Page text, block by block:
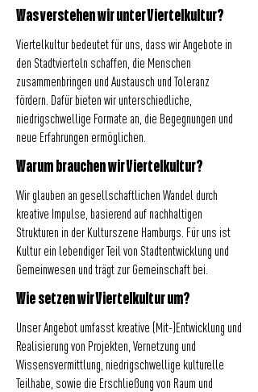
Was verstehen wir unter Viertelkultur?
Viertelkultur bedeutet für uns, dass wir Angebote in
den Stadtvierteln schaffen, die Menschen
zusammenbringen und Austausch und Toleranz
fördern. Dafür bieten wir unterschiedliche,
niedrigschwellige Formate an, die Begegnungen und
neue Erfahrungen ermöglichen.
Warum brauchen wir Viertelkultur?
Wir glauben an gesellschaftlichen Wandel durch
kreative Impulse, basierend auf nachhaltigen
Strukturen in der Kulturszene Hamburgs. Für uns ist
Kultur ein lebendiger Teil von Stadtentwicklung und
Gemeinwesen und trägt zur Gemeinschaft bei.
Wie setzen wir Viertelkultur um?
Unser Angebot umfasst kreative (Mit-)Entwicklung und
Realisierung von Projekten, Vernetzung und
Wissensvermittlung, niedrigschwellige kulturelle
Teilhabe, sowie die Erschließung von Raum und